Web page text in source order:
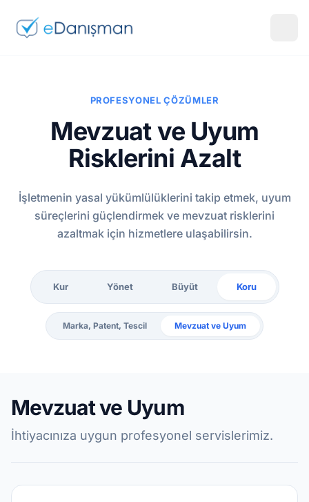
PROFESYONEL ÇÖZÜMLER
Mevzuat ve Uyum
Risklerini Azalt
İşletmenin yasal yükümlülüklerini takip etmek, uyum
süreçlerini güçlendirmek ve mevzuat risklerini
azaltmak için hizmetlere ulaşabilirsin.
Kur Yönet Büyüt Koru
Marka, Patent, Tescil Mevzuat ve Uyum
Mevzuat ve Uyum
İhtiyacınıza uygun profesyonel servislerimiz.